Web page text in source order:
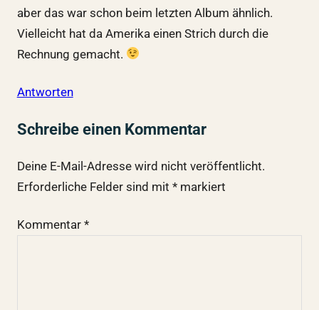
aber das war schon beim letzten Album ähnlich.
Vielleicht hat da Amerika einen Strich durch die
Rechnung gemacht.
Antworten
Schreibe einen Kommentar
Deine E-Mail-Adresse wird nicht veröffentlicht.
Erforderliche Felder sind mit *markiert
Kommentar *